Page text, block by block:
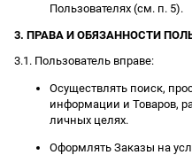
Пользователях (см. п. 5).
3. ПРАВА И ОБЯЗАННОСТИ
3.1. Пользователь вправе:
Осуществлять поиск,
информации и Товаров,
личных целях.
Оформлять Заказы на